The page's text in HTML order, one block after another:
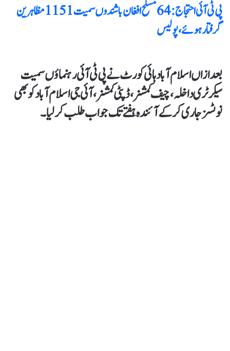
پی ٹی آئی احتجاج:64 مسلح افغان باشندوں سمیت 1151 مظاہرین
گرفتار ہوئے، پولیس
بعد ازاں اسلام آباد ہائی کورٹ نے پی ٹی آئی رہنماؤں سمیت
سیکرٹری داخلہ، چیف کمشنر،ڈپٹی کمشنر،آئی جی اسلام آباد کو بھی
نوٹسز جاری کر کے آئندہ ہفتے تک جواب طلب کر لیا۔